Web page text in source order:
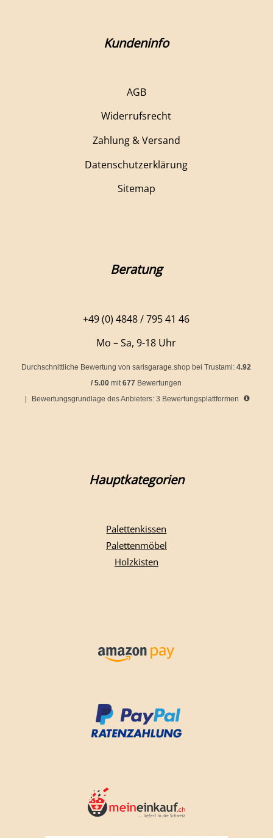
Kundeninfo
AGB
Widerrufsrecht
Zahlung & Versand
Datenschutzerklärung
Sitemap
Beratung
+49 (0) 4848 / 795 41 46
Mo – Sa, 9-18 Uhr
Durchschnittliche Bewertung von sarisgarage.shopbei Trustami:4.92
/5.00 mit677 Bewertungen
|
Bewertungsgrundlage des Anbieters: 3 Bewertungsplattformen
Hauptkategorien
Palettenkissen
Palettenmöbel
Holzkisten